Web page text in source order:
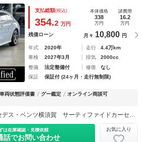
ン／パノラミックスライディングル
ライブレコーダー／電動シート（メ
イト（６４色）／電動トランク／ヘ
支払総額(税込)
354.2 万円
本体価格
338
万円
諸費用
16.2
万円
残価ローン 月々 10,800 円
年式 2020年 走行
4.4万km
車検
2027年3月 排気
2000cc
整備
法定整備付 修復
なし
保証
保証付 (24ヶ月・走行無制限)
車両状態評価書 グー鑑定
オンライン商談可
メルセデス・ベンツ横須賀 サーティファイドカーセンター （株）シュテルン世田谷
は在庫確認・見積依頼
話でお問い合わせ
お気に入り